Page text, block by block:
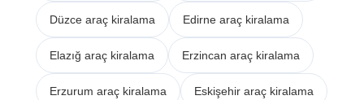
Düzce araç kiralama Edirne araç kiralama
Elazığ araç kiralama Erzincan araç kiralama
Erzurum araç kiralama Eskişehir araç kiralama